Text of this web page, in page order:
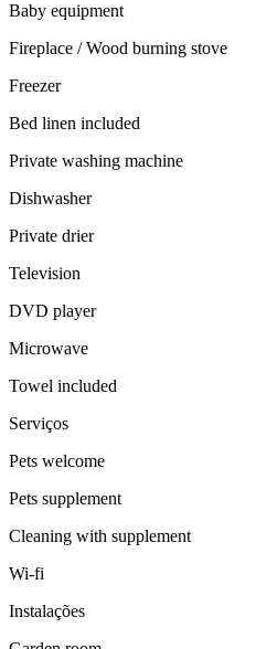
Baby equipment
Fireplace / Wood burning stove
Freezer
Bed linen included
Private washing machine
Dishwasher
Private drier
Television
DVD player
Microwave
Towel included
Serviços
Pets welcome
Pets supplement
Cleaning with supplement
Wi-fi
Instalações